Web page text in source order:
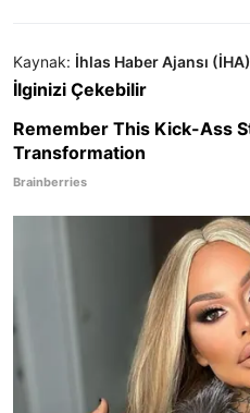
Kaynak: İhlas Haber Ajansı (İHA)